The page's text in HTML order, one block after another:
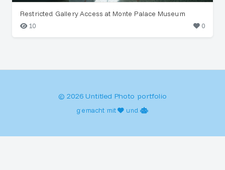
Restricted Gallery Access at Monte Palace Museum
10
0
© 2026 Untitled Photo portfolio
gemacht mit und